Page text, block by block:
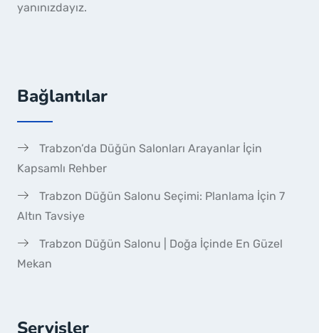
yanınızdayız.
Bağlantılar
Trabzon’da Düğün Salonları Arayanlar İçin
Kapsamlı Rehber
Trabzon Düğün Salonu Seçimi: Planlama İçin 7
Altın Tavsiye
Trabzon Düğün Salonu | Doğa İçinde En Güzel
Mekan
Servisler